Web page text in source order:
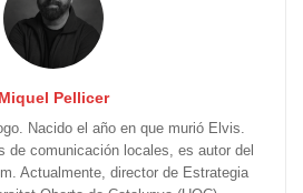
Miquel Pellicer
Nacido el año en que murió Elvis.
de comunicación locales, es autor del
Actualmente, director de Estrategia